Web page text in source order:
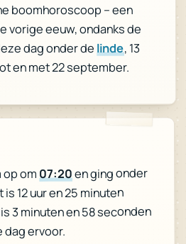
boomhoroscoop – een
vorige eeuw, ondanks de
dag onder de linde, 13
en met 22 september.
op om 07:20en ging onder
is 12 uur en 25 minuten
3 minuten en 58 seconden
dag ervoor.